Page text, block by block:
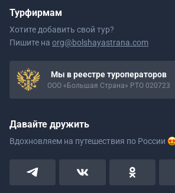
Турфирмам
Хотите добавить свой тур?
Пишите на org@bolshayastrana.com
Мы в реестре туроператоров
ООО «Большая Страна» РТО 020723
Давайте дружить
Вдохновляем на путешествия по России